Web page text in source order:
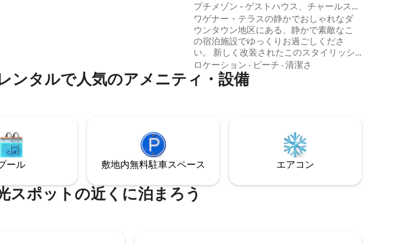
プチメゾン - ゲストハウス、チャールスト
ンのダウンタウン
ワゲナー・テラスの静かでおしゃれなダ
ウンタウン地区にある、静かで素敵なこ
の宿泊施設でゆっくりお過ごしくださ
い。 新しく改装されたこのスタイリッシ
ュなゲストハウスは、歴史的なチャール
ストンの中心部からわずか2マイルのとこ
ろにあります。 Petite Maisonは、この人
市内の最高のレストランやバーまで、静
かな散歩や自転車に乗ってお楽しみくだ
OP2023 -04086
ロケーション · ビーチ · 清潔さ
ンタルで人気のアメニティ・設備
ール 敷地内無料駐⁠車ス⁠ペ⁠ー⁠ス エアコン
スポットの近くに泊まろう